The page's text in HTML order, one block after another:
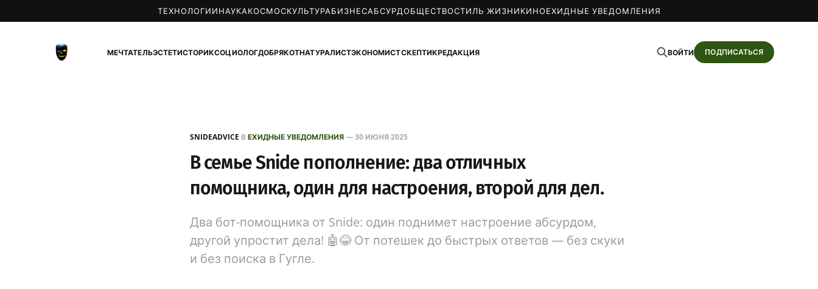
ТЕХНОЛОГИИНАУКАКОСМОСКУЛЬТУРАБИЗНЕСАБСУРДОБЩЕСТВОСТИЛЬ ЖИЗНИКИНОЕХИДНЫЕ УВЕДОМЛЕНИЯ
МЕЧТАТЕЛЬЭСТЕТИСТОРИКСОЦИОЛОГДОБРЯКОТНАТУРАЛИСТЭКОНОМИСТСКЕПТИКРЕДАКЦИЯ ВОЙТИ ПОДПИСАТЬСЯ
SNIDEADVICE ВЕХИДНЫЕ УВЕДОМЛЕНИЯ—30 ИЮНЯ 2025
В семье Snide пополнение: два отличных
помощника, один для настроения, второй для дел.
Два бот-помощника от Snide: один поднимет настроение абсурдом,
другой упростит дела! 🤖😂 От потешек до быстрых ответов — без скуки
и без поиска в Гугле.